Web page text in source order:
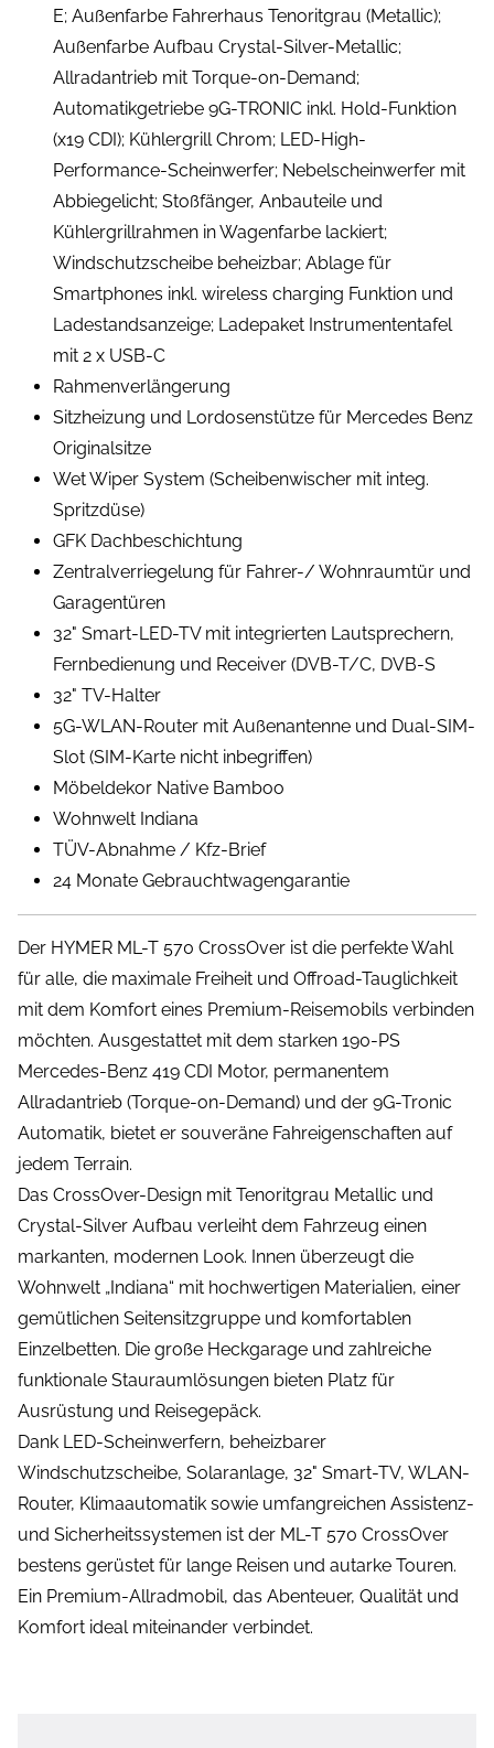
E; Außenfarbe Fahrerhaus Tenoritgrau (Metallic);
Außenfarbe Aufbau Crystal-Silver-Metallic;
Allradantrieb mit Torque-on-Demand;
Automatikgetriebe 9G-TRONIC inkl. Hold-Funktion
(x19 CDI); Kühlergrill Chrom; LED-High-
Performance-Scheinwerfer; Nebelscheinwerfer mit
Abbiegelicht; Stoßfänger, Anbauteile und
Kühlergrillrahmen in Wagenfarbe lackiert;
Windschutzscheibe beheizbar; Ablage für
Smartphones inkl. wireless charging Funktion und
Ladestandsanzeige; Ladepaket Instrumententafel
mit 2 x USB-C
Rahmenverlängerung
Sitzheizung und Lordosenstütze für Mercedes Benz
Originalsitze
Wet Wiper System (Scheibenwischer mit integ.
Spritzdüse)
GFK Dachbeschichtung
Zentralverriegelung für Fahrer-/ Wohnraumtür und
Garagentüren
32" Smart-LED-TV mit integrierten Lautsprechern,
Fernbedienung und Receiver (DVB-T/C, DVB-S
32" TV-Halter
5G-WLAN-Router mit Außenantenne und Dual-SIM-
Slot (SIM-Karte nicht inbegriffen)
Möbeldekor Native Bamboo
Wohnwelt Indiana
TÜV-Abnahme / Kfz-Brief
24 Monate Gebrauchtwagengarantie
Der HYMER ML-T 570 CrossOver ist die perfekte Wahl
für alle, die maximale Freiheit und Offroad-Tauglichkeit
mit dem Komfort eines Premium-Reisemobils verbinden
möchten. Ausgestattet mit dem starken 190-PS
Mercedes-Benz 419 CDI Motor, permanentem
Allradantrieb (Torque-on-Demand) und der 9G-Tronic
Automatik, bietet er souveräne Fahreigenschaften auf
jedem Terrain.
Das CrossOver-Design mit Tenoritgrau Metallic und
Crystal-Silver Aufbau verleiht dem Fahrzeug einen
markanten, modernen Look. Innen überzeugt die
Wohnwelt „Indiana“ mit hochwertigen Materialien, einer
gemütlichen Seitensitzgruppe und komfortablen
Einzelbetten. Die große Heckgarage und zahlreiche
funktionale Stauraumlösungen bieten Platz für
Ausrüstung und Reisegepäck.
Dank LED-Scheinwerfern, beheizbarer
Windschutzscheibe, Solaranlage, 32" Smart-TV, WLAN-
Router, Klimaautomatik sowie umfangreichen Assistenz-
und Sicherheitssystemen ist der ML-T 570 CrossOver
bestens gerüstet für lange Reisen und autarke Touren.
Ein Premium-Allradmobil, das Abenteuer, Qualität und
Komfort ideal miteinander verbindet.